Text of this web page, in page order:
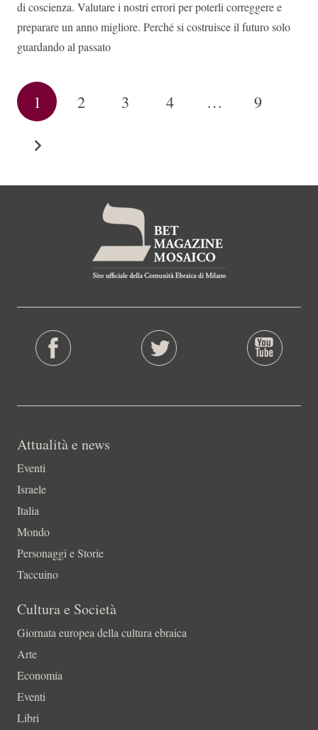
di coscienza. Valutare i nostri errori per poterli correggere e
preparare un anno migliore. Perché si costruisce il futuro solo
guardando al passato
1 2 3 4 … 9
Attualità e news
Eventi
Israele
Italia
Mondo
Personaggi e Storie
Taccuino
Cultura e Società
Giornata europea della cultura ebraica
Arte
Economia
Eventi
Libri